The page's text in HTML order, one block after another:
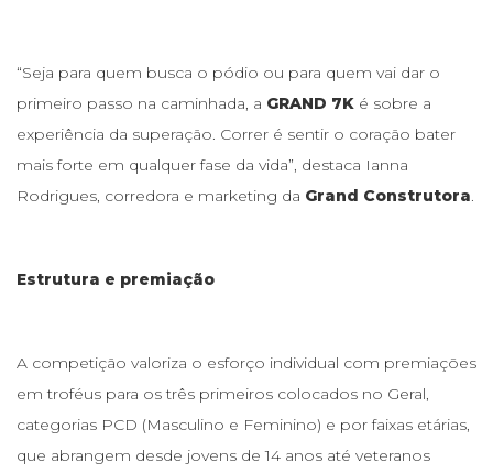
“Seja para quem busca o pódio ou para quem vai dar o
primeiro passo na caminhada, a GRAND 7K é sobre a
experiência da superação. Correr é sentir o coração bater
mais forte em qualquer fase da vida”, destaca Ianna
Rodrigues, corredora e marketing da Grand Construtora.
Estrutura e premiação
A competição valoriza o esforço individual com premiações
em troféus para os três primeiros colocados no Geral,
categorias PCD (Masculino e Feminino) e por faixas etárias,
que abrangem desde jovens de 14 anos até veteranos